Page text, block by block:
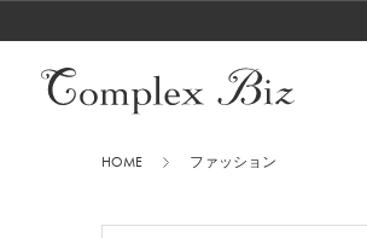
HOME ファッション